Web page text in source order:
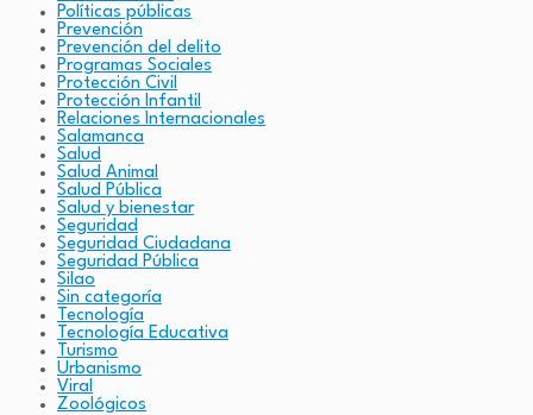
Políticas públicas
Prevención
Prevención del delito
Programas Sociales
Protección Civil
Protección Infantil
Relaciones Internacionales
Salamanca
Salud
Salud Animal
Salud Pública
Salud y bienestar
Seguridad
Seguridad Ciudadana
Seguridad Pública
Silao
Sin categoría
Tecnología
Tecnología Educativa
Turismo
Urbanismo
Viral
Zoológicos